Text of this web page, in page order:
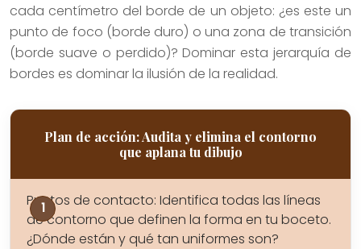
cada centímetro del borde de un objeto: ¿es este un
punto de foco (borde duro) o una zona de transición
(borde suave o perdido)? Dominar esta jerarquía de
bordes es dominar la ilusión de la realidad.
Plan de acción: Audita y elimina el contorno
que aplana tu dibujo
Puntos de contacto: Identifica todas las líneas
de contorno que definen la forma en tu boceto.
¿Dónde están y qué tan uniformes son?